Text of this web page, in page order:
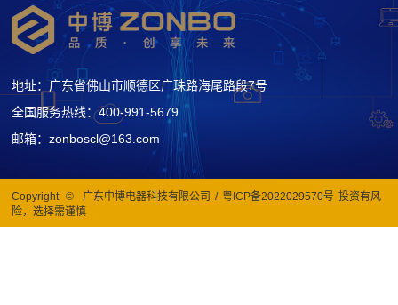
地址：广东省佛山市顺德区广珠路海尾路段7号
全国服务热线：400-991-5679
邮箱：zonboscl@163.com
Copyright © 广东中博电器科技有限公司 / 粤ICP备2022029570号 投资有风
险，选择需谨慎